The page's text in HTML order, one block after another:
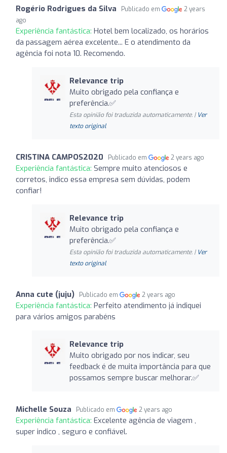
Rogério Rodrigues da Silva Publicado em
2 years
ago
Experiência fantástica: Hotel bem localizado, os horários
da passagem aérea excelente... E o atendimento da
agência foi nota 10. Recomendo.
Relevance trip
Muito obrigado pela confiança e
preferência.✅
Esta opinião foi traduzida automaticamente. | Ver
texto original
CRISTINA CAMPOS2020 Publicado em 2 years ago
Experiência fantástica: Sempre muito atenciosos e
corretos, indico essa empresa sem dúvidas, podem
confiar!
Relevance trip
Muito obrigado pela confiança e
preferência.✅
Esta opinião foi traduzida automaticamente. | Ver
texto original
Anna cute (juju) Publicado em 2 years ago
Experiência fantástica: Perfeito atendimento já indiquei
para vários amigos parabéns
Relevance trip
Muito obrigado por nos indicar, seu
feedback é de muita importância para que
possamos sempre buscar melhorar.✅
Michelle Souza Publicado em 2 years ago
Experiência fantástica: Excelente agência de viagem ,
super indico , seguro e confiável.